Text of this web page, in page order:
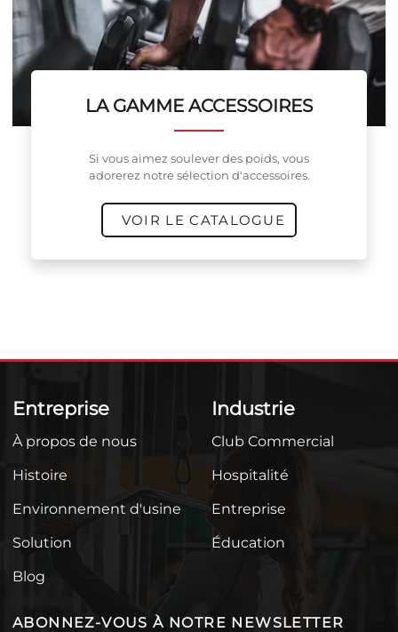
LA GAMME ACCESSOIRES
Si vous aimez soulever des poids, vous
adorerez notre sélection d'accessoires.
VOIR LE CATALOGUE
Entreprise
À propos de nous
Histoire
Environnement d'usine
Solution
Blog
Industrie
Club Commercial
Hospitalité
Entreprise
Éducation
ABONNEZ-VOUS À NOTRE NEWSLETTER